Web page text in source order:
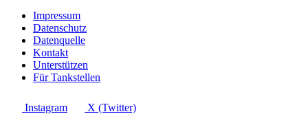
Impressum
Datenschutz
Datenquelle
Kontakt
Unterstützen
Für Tankstellen
Instagram X (Twitter)